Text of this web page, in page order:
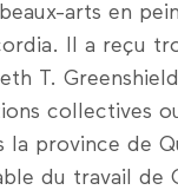
arts en
Il a reçu
T.
collectives
la province de
du travail de